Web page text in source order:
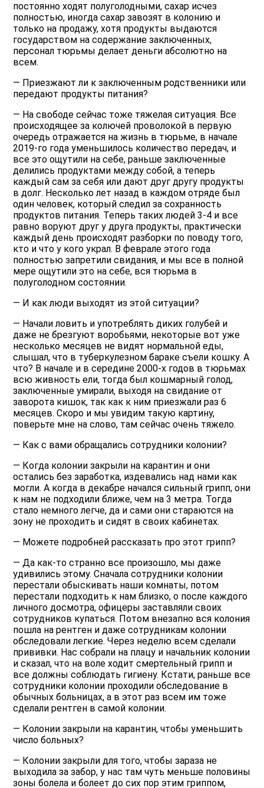
постоянно ходят полуголодными, сахар исчез
полностью, иногда сахар завозят в колонию и
только на продажу, хотя продукты выдаются
государством на содержание заключенных,
персонал тюрьмы делает деньги абсолютно на
всем.
— Приезжают ли к заключенным родственники или
передают продукты питания?
— На свободе сейчас тоже тяжелая ситуация. Все
происходящее за колючей проволокой в первую
очередь отражается на жизнь в тюрьме, в начале
2019-го года уменьшилось количество передач, и
все это ощутили на себе, раньше заключенные
делились продуктами между собой, а теперь
каждый сам за себя или дают друг другу продукты
в долг. Несколько лет назад в каждом отряде был
один человек, который следил за сохранность
продуктов питания. Теперь таких людей 3-4 и все
равно воруют друг у друга продукты, практически
каждый день происходят разборки по поводу того,
кто и что у кого украл. В феврале этого года
полностью запретили свидания, и мы все в полной
мере ощутили это на себе, вся тюрьма в
полуголодном состоянии.
— И как люди выходят из этой ситуации?
— Начали ловить и употреблять диких голубей и
даже не брезгуют воробьями, некоторые вот уже
несколько месяцев не видят нормальной еды,
слышал, что в туберкулезном бараке съели кошку. А
что? В начале и в середине 2000-х годов в тюрьмах
всю живность ели, тогда был кошмарный голод,
заключенные умирали, выходя на свидание от
заворота кишок, так как к ним приезжали раз 6
месяцев. Скоро и мы увидим такую картину,
поверьте мне на слово, там сейчас очень тяжело.
— Как с вами обращались сотрудники колонии?
— Когда колонии закрыли на карантин и они
остались без заработка, издевались над нами как
могли. А когда в декабре начался сильный грипп, они
к нам не подходили ближе, чем на 3 метра. Тогда
стало немного легче, да и сами они стараются на
зону не проходить и сидят в своих кабинетах.
— Можете подробней рассказать про этот грипп?
— Да как-то странно все произошло, мы даже
удивились этому. Сначала сотрудники колонии
перестали обыскивать наши комнаты, потом
перестали подходить к нам близко, о после каждого
личного досмотра, офицеры заставляли своих
сотрудников купаться. Потом внезапно вся колония
пошла на рентген и даже сотрудникам колонии
обследовали легкие. Через неделю всем сделали
прививки. Нас собрали на плацу и начальник колонии
и сказал, что на воле ходит смертельный грипп и
все должны соблюдать гигиену. Кстати, раньше все
сотрудники колонии проходили обследование в
обычных больницах, а в этот раз всем им тоже
сделали рентген в самой колонии.
— Колонии закрыли на карантин, чтобы уменьшить
число больных?
— Колонии закрыли для того, чтобы зараза не
выходила за забор, у нас там чуть меньше половины
зоны болела и болеет до сих пор этим гриппом,